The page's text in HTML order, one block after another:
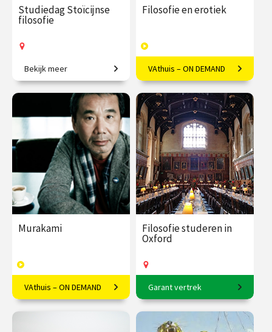
Studiedag Stoïcijnse
filosofie
Verrijk jouw leven met
functionele filosofie.
€ 65.00 / €
vanaf 24
aug.
Op locatie
Bekijk meer
Filosofie en erotiek
Seksualiteit vanuit een
filosofisch kader bezien.
€ 17.50
4
afleveringen
Speeltijd 1 uur
VAthuis
VAthuis – ON DEMAND
Murakami
Filosoof Ype de Boer over
Haruki Murakami
VAthuis – ON DEMAND
Filosofie studeren in
Oxford
5-daagse reis o.l.v. Rico
Sneller
Garant vertrek